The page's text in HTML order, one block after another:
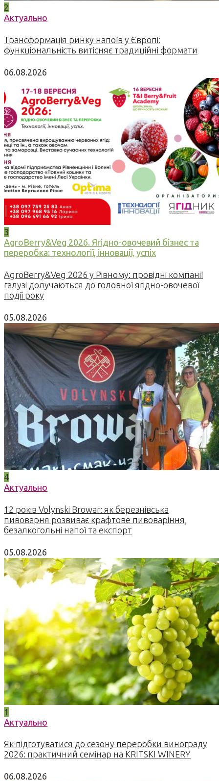
2
Актуально
Трансформація ринку напоїв у Європі:
функціональність витісняє традиційні формати
06.08.2026
3
AgroBerry&Veg 2026. Ягідно-овочевий бізнес та
переробка: технології, інновації, успіх
AgroBerry&Veg 2026 у Рівному: провідні компанії
галузі долучаються до головної ягідно-овочевої
події року
05.08.2026
4
Актуально
12 років Volynski Browar: як березнівська
пивоварня розвиває крафтове пивоваріння,
безалкогольні напої та експорт
05.08.2026
1
Актуально
Як підготуватися до сезону переробки винограду
2026: практичний семінар на KRITSKI WINERY
06.08.2026